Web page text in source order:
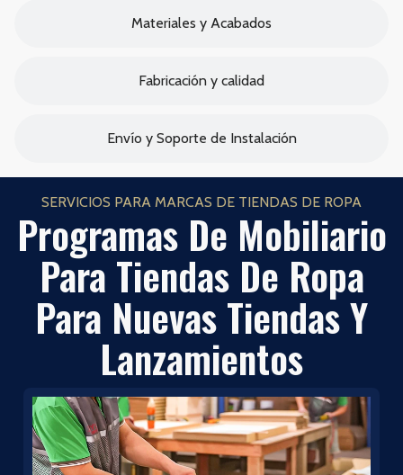
Materiales y Acabados
Fabricación y calidad
Envío y Soporte de Instalación
SERVICIOS PARA MARCAS DE TIENDAS DE ROPA
Programas De Mobiliario
Para Tiendas De Ropa
Para Nuevas Tiendas Y
Lanzamientos